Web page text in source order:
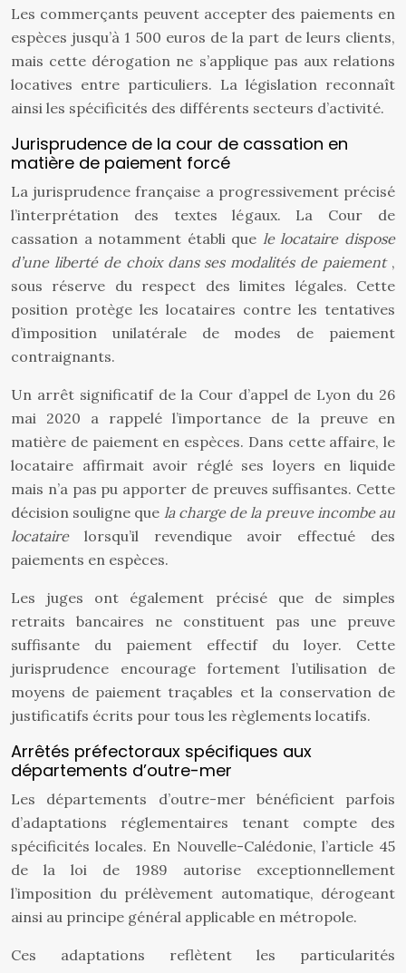
Les commerçants peuvent accepter des paiements en
espèces jusqu’à 1 500 euros de la part de leurs clients,
mais cette dérogation ne s’applique pas aux relations
locatives entre particuliers. La législation reconnaît
ainsi les spécificités des différents secteurs d’activité.
Jurisprudence de la cour de cassation en
matière de paiement forcé
La jurisprudence française a progressivement précisé
l’interprétation des textes légaux. La Cour de
cassation a notamment établi que le locataire dispose
d’une liberté de choix dans ses modalités de paiement ,
sous réserve du respect des limites légales. Cette
position protège les locataires contre les tentatives
d’imposition unilatérale de modes de paiement
contraignants.
Un arrêt significatif de la Cour d’appel de Lyon du 26
mai 2020 a rappelé l’importance de la preuve en
matière de paiement en espèces. Dans cette affaire, le
locataire affirmait avoir réglé ses loyers en liquide
mais n’a pas pu apporter de preuves suffisantes. Cette
décision souligne que la charge de la preuve incombe au
locataire lorsqu’il revendique avoir effectué des
paiements en espèces.
Les juges ont également précisé que de simples
retraits bancaires ne constituent pas une preuve
suffisante du paiement effectif du loyer. Cette
jurisprudence encourage fortement l’utilisation de
moyens de paiement traçables et la conservation de
justificatifs écrits pour tous les règlements locatifs.
Arrêtés préfectoraux spécifiques aux
départements d’outre-mer
Les départements d’outre-mer bénéficient parfois
d’adaptations réglementaires tenant compte des
spécificités locales. En Nouvelle-Calédonie, l’article 45
de la loi de 1989 autorise exceptionnellement
l’imposition du prélèvement automatique, dérogeant
ainsi au principe général applicable en métropole.
Ces adaptations reflètent les particularités